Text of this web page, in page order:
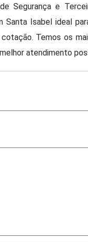
Segurança e
Santa Isabel ideal
Temos os
atendimento